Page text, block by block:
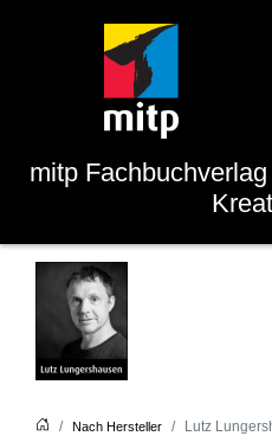
mitp
Nach Hersteller Lutz